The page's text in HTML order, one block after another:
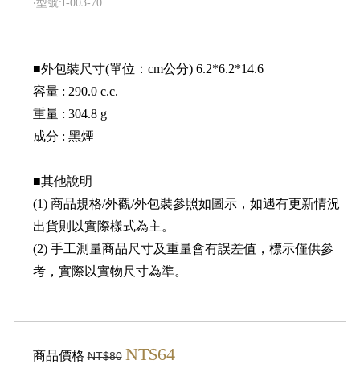
‧型號:I-003-70
■外包裝尺寸(單位：cm公分) 6.2*6.2*14.6
容量 : 290.0 c.c.
重量 : 304.8 g
成分 : 黑煙
■其他說明
(1) 商品規格/外觀/外包裝參照如圖示，如遇有更新情況
出貨則以實際樣式為主。
(2) 手工測量商品尺寸及重量會有誤差值，標示僅供參
考，實際以實物尺寸為準。
商品價格NT$80 NT$64